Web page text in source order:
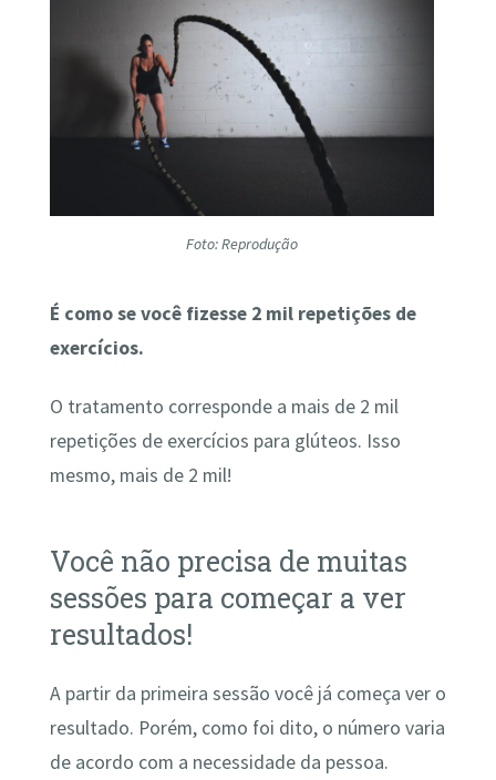
Foto: Reprodução
É como se você fizesse 2 mil repetições de
exercícios.
O tratamento corresponde a mais de 2 mil
repetições de exercícios para glúteos. Isso
mesmo, mais de 2 mil!
Você não precisa de muitas
sessões para começar a ver
resultados!
A partir da primeira sessão você já começa ver o
resultado. Porém, como foi dito, o número varia
de acordo com a necessidade da pessoa.